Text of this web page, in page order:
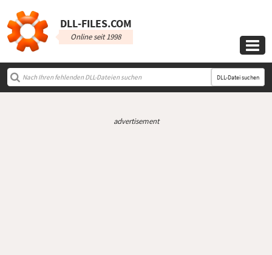
DLL‑FILES.COM
Online seit 1998

DLL-Datei suchen
advertisement